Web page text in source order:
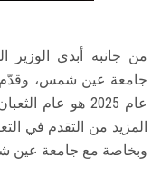
من جانبه أبدى
جامعة عين شمس، وقدّم
عام 2025 هو عام
المزيد من التقدم في
وبخاصة مع جامعة